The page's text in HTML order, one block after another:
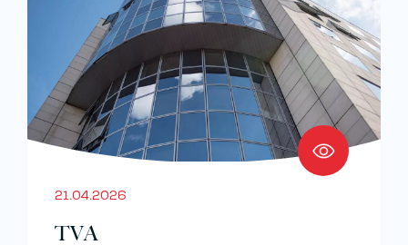
21.04.2026
TVA